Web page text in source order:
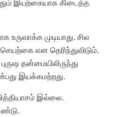
முடியாது. சில
என தெரிந்துவிடும்.
தன்மையிலிருந்து
இயக்கமற்றது.
இல்லை.